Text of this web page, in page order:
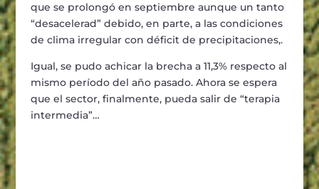
que se prolongó en septiembre aunque un tanto
“desacelerad” debido, en parte, a las condiciones
de clima irregular con déficit de precipitaciones,.
Igual, se pudo achicar la brecha a 11,3% respecto al
mismo período del año pasado. Ahora se espera
que el sector, finalmente, pueda salir de “terapia
intermedia”…